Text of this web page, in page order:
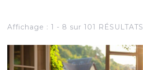
Affichage : 1 - 8 sur 101 RÉSULTATS